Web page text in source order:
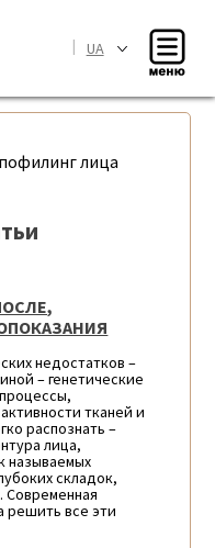
| UA
лица
недостатков –
– генетические
тканей и
распознать –
лица,
называемых
складок,
Современная
решить все эти